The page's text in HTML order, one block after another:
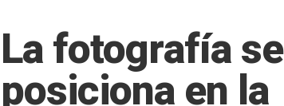
La fotografía se
posiciona en la